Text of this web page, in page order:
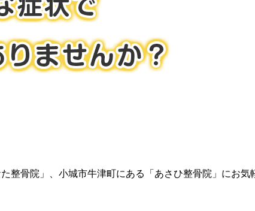
整骨院」、小城市牛津町にある「あさひ整骨院」にお気